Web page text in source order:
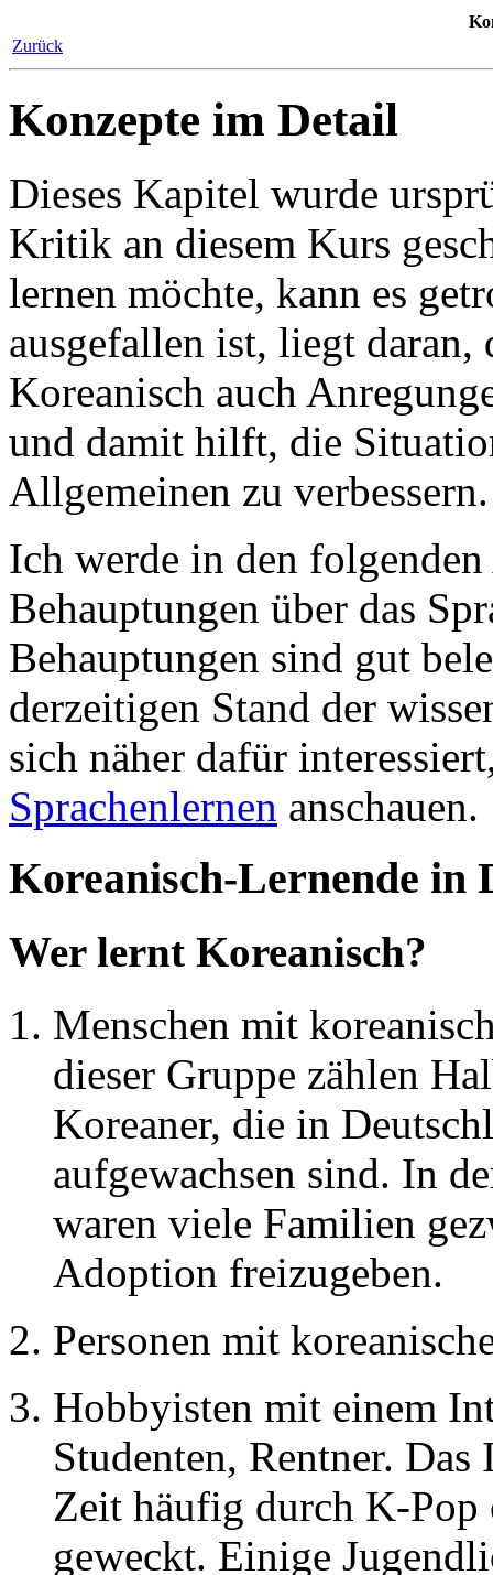
Zurück
Konzepte im Detail
Dieses Kapitel wurde
Kritik an diesem Kurs
lernen möchte, kann es
ausgefallen ist, liegt daran,
Koreanisch auch
und damit hilft, die
Allgemeinen zu verbessern.
Ich werde in den
Behauptungen über das
Behauptungen sind gut
derzeitigen Stand der
sich näher dafür
Sprachenlernen anschauen.
Koreanisch-Lernende in
Wer lernt Koreanisch?
Menschen mit
dieser Gruppe zählen
Koreaner, die in
aufgewachsen sind. In
waren viele Familien
Adoption freizugeben.
Personen mit
Hobbyisten mit einem
Studenten, Rentner.
Zeit häufig durch K-Pop
geweckt. Einige